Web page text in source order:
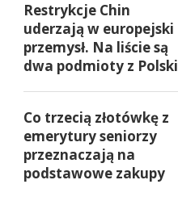
Restrykcje Chin
uderzają w europejski
przemysł. Na liście są
dwa podmioty z Polski
Co trzecią złotówkę z
emerytury seniorzy
przeznaczają na
podstawowe zakupy